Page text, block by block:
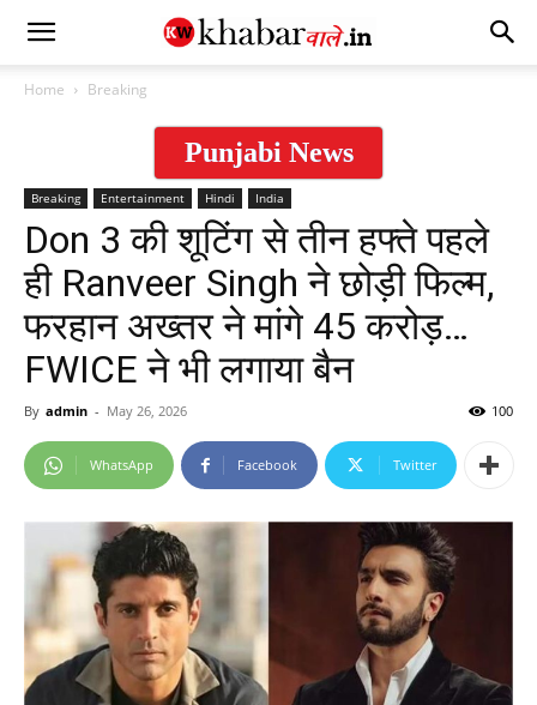
Home Breaking
Punjabi News
Breaking Entertainment Hindi India
Don 3 की शूटिंग से तीन हफ्ते पहले
ही Ranveer Singh ने छोड़ी फिल्म,
फरहान अख्तर ने मांगे 45 करोड़…
FWICE ने भी लगाया बैन
By admin - May 26, 2026 100
WhatsApp Facebook Twitter